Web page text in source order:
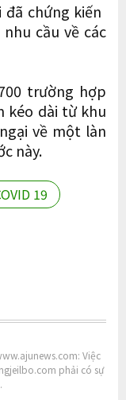
chứng kiến
cầu về các
trường hợp
kéo dài từ khu
về một làn
này.
19
Việc
phải có sự